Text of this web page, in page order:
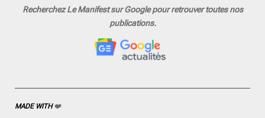
c
s
r
a
u
T
u
e
n
s
t
n
Recherchez Le Manifest sur Google pour retrouver toutes nos
publications.
MADE WITH❤️